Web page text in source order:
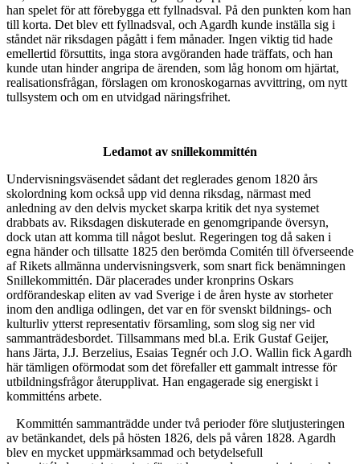
han spelet för att förebygga ett fyllnadsval. På den punkten kom han
till korta. Det blev ett fyllnadsval, och Agardh kunde inställa sig i
ståndet när riksdagen pågått i fem månader. Ingen viktig tid hade
emellertid försuttits, inga stora avgöranden hade träffats, och han
kunde utan hinder angripa de ärenden, som låg honom om hjärtat,
realisationsfrågan, förslagen om kronoskogarnas avvittring, om nytt
tullsystem och om en utvidgad näringsfrihet.
Ledamot av snillekommittén
Undervisningsväsendet sådant det reglerades genom 1820 års
skolordning kom också upp vid denna riksdag, närmast med
anledning av den delvis mycket skarpa kritik det nya systemet
drabbats av. Riksdagen diskuterade en genomgripande översyn,
dock utan att komma till något beslut. Regeringen tog då saken i
egna händer och tillsatte 1825 den berömda Comitén till öfverseende
af Rikets allmänna undervisningsverk, som snart fick benämningen
Snillekommittén. Där placerades under kronprins Oskars
ordförandeskap eliten av vad Sverige i de åren hyste av storheter
inom den andliga odlingen, det var en för svenskt bildnings- och
kulturliv ytterst representativ församling, som slog sig ner vid
sammanträdesbordet. Tillsammans med bl.a. Erik Gustaf Geijer,
hans Järta, J.J. Berzelius, Esaias Tegnér och J.O. Wallin fick Agardh
här tämligen oförmodat som det förefaller ett gammalt intresse för
utbildningsfrågor återupplivat. Han engagerade sig energiskt i
kommitténs arbete.
Kommittén sammanträdde under två perioder före slutjusteringen
av betänkandet, dels på hösten 1826, dels på våren 1828. Agardh
blev en mycket uppmärksammad och betydelsefull